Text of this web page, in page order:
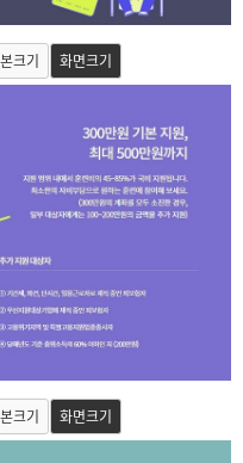
크기 화면크기
크기 화면크기